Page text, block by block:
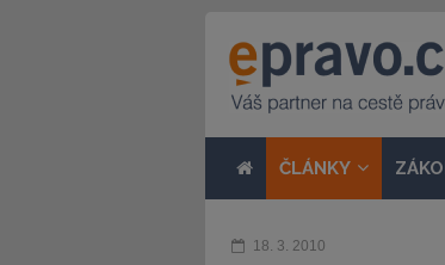
ČLÁNKY
18. 3. 2010